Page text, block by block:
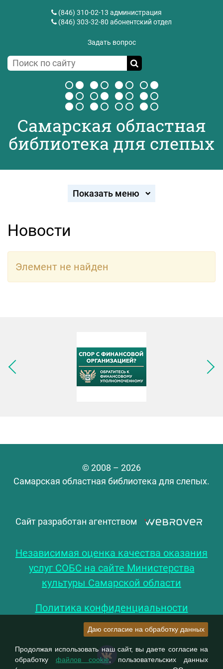
(846) 310-02-13 администрация
(846) 303-32-80 абонентский отдел
Задать вопрос
Самарская областная
библиотека для слепых
Показать меню
Новости
Элемент не найден
Следующее изображение
© 2008 – 2026
Самарская областная библиотека для слепых.
Сайт разработан агентством
Независимая оценка качества оказания
услуг СОБС на сайте Министерства
культуры Самарской области
Политика конфиденциальности
Даю согласие на обработку данных
Продолжая использовать наш сайт, вы даете согласие на
обработку файлов cookie, пользовательских данных